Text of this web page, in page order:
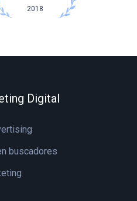
2018
Digital
buscadores